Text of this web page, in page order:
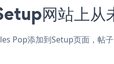
网站上从
Pop添加到Setup页面，帖